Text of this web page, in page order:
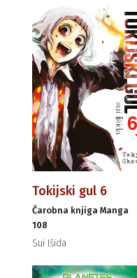
Tokijski gul 6
Čarobna knjiga Manga
108
Sui Išida